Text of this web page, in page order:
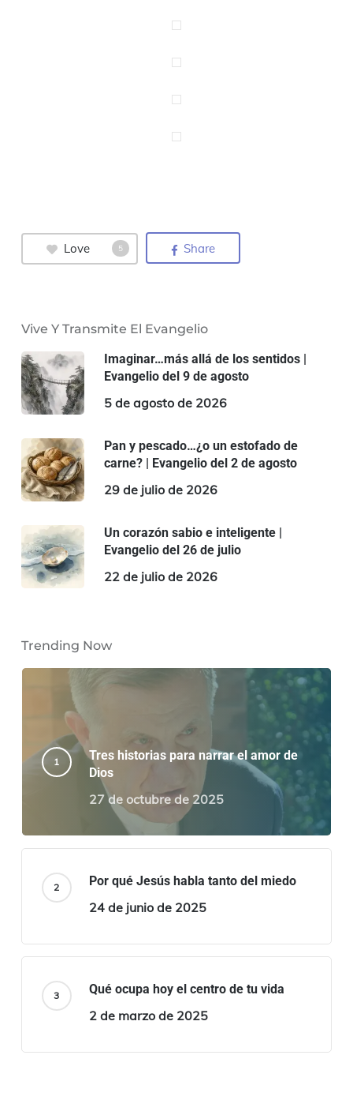
Love 5 Share
Vive Y Transmite El Evangelio
Imaginar…más allá de los sentidos |
Evangelio del 9 de agosto
5 de agosto de 2026
Pan y pescado…¿o un estofado de
carne? | Evangelio del 2 de agosto
29 de julio de 2026
Un corazón sabio e inteligente |
Evangelio del 26 de julio
22 de julio de 2026
Trending Now
Tres historias para narrar el amor de
Dios
27 de octubre de 2025
Por qué Jesús habla tanto del miedo
24 de junio de 2025
Qué ocupa hoy el centro de tu vida
2 de marzo de 2025